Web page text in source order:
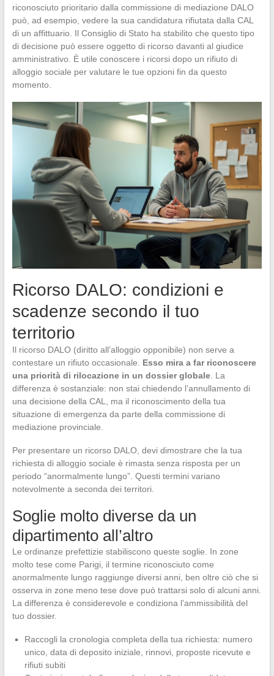
riconosciuto prioritario dalla commissione di mediazione DALO
può, ad esempio, vedere la sua candidatura rifiutata dalla CAL
di un affittuario. Il Consiglio di Stato ha stabilito che questo tipo
di decisione può essere oggetto di ricorso davanti al giudice
amministrativo. È utile conoscere i ricorsi dopo un rifiuto di
alloggio sociale per valutare le tue opzioni fin da questo
momento.
Ricorso DALO: condizioni e
scadenze secondo il tuo
territorio
Il ricorso DALO (diritto all’alloggio opponibile) non serve a
contestare un rifiuto occasionale. Esso mira a far riconoscere
una priorità di rilocazione in un dossier globale. La
differenza è sostanziale: non stai chiedendo l’annullamento di
una decisione della CAL, ma il riconoscimento della tua
situazione di emergenza da parte della commissione di
mediazione provinciale.
Per presentare un ricorso DALO, devi dimostrare che la tua
richiesta di alloggio sociale è rimasta senza risposta per un
periodo “anormalmente lungo”. Questi termini variano
notevolmente a seconda dei territori.
Soglie molto diverse da un
dipartimento all’altro
Le ordinanze prefettizie stabiliscono queste soglie. In zone
molto tese come Parigi, il termine riconosciuto come
anormalmente lungo raggiunge diversi anni, ben oltre ciò che si
osserva in zone meno tese dove può trattarsi solo di alcuni anni.
La differenza è considerevole e condiziona l’ammissibilità del
tuo dossier.
Raccogli la cronologia completa della tua richiesta: numero
unico, data di deposito iniziale, rinnovi, proposte ricevute e
rifiuti subiti